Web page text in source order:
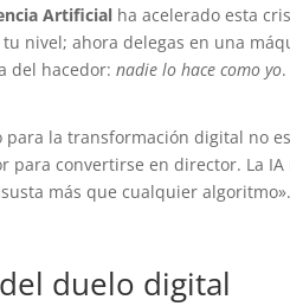
Artificial ha acelerado esta
nivel; ahora delegas en una
del hacedor:nadie lo hace como yo.
para la transformación digital no
para convertirse en director. La
más que cualquier
duelo digital